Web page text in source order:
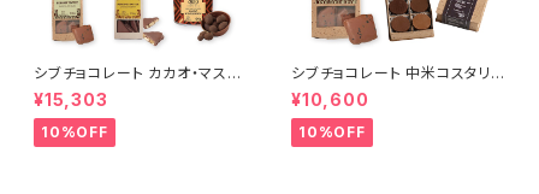
シブチョコレート カカオ・マスタ
ー・コレクション セット Sibu Ch
ocolate
¥15,303
10%OFF
シブチョコレート 中米コスタリカ
を味わい尽くす プレミアム・ジャ
ーニー・セット Sibu Chocolat
e
¥10,600
10%OFF